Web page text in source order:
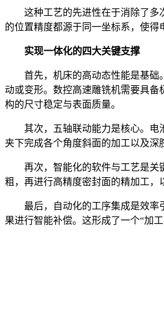
这种工艺的先进性在于消除了多次
的位置精度都源于同一坐标系，使得
实现一体化的四大关键支撑
首先，机床的高动态性能是基础。
动或变形。数控高速雕铣机需要具备
构的尺寸稳定与表面质量。
其次，五轴联动能力是核心。电池
夹下完成各个角度斜面的加工以及深
再次，智能化的软件与工艺是关键
粗，再进行高精度密封面的精加工，
最后，自动化的工序集成是效率引
果进行智能补偿。这形成了一个“加